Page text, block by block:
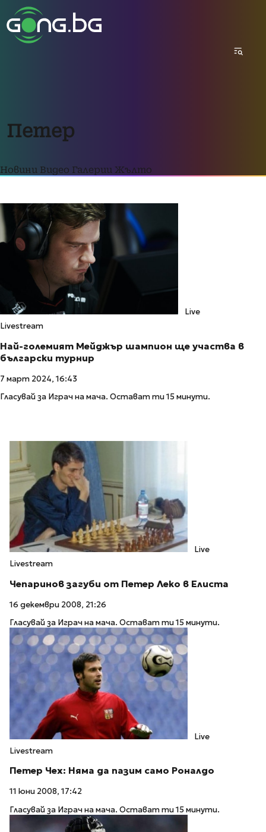
Петер
Новини Видео Галерии Жълто
Live
Livestream
Най-големият Мейджър шампион ще участва в
български турнир
7 март 2024, 16:43
Гласувай за Играч на мача. Остават ти 15 минути.
Live
Livestream
Чепаринов загуби от Петер Леко в Елиста
16 декември 2008, 21:26
Гласувай за Играч на мача. Остават ти 15 минути.
Live
Livestream
Петер Чех: Няма да пазим само Роналдо
11 юни 2008, 17:42
Гласувай за Играч на мача. Остават ти 15 минути.